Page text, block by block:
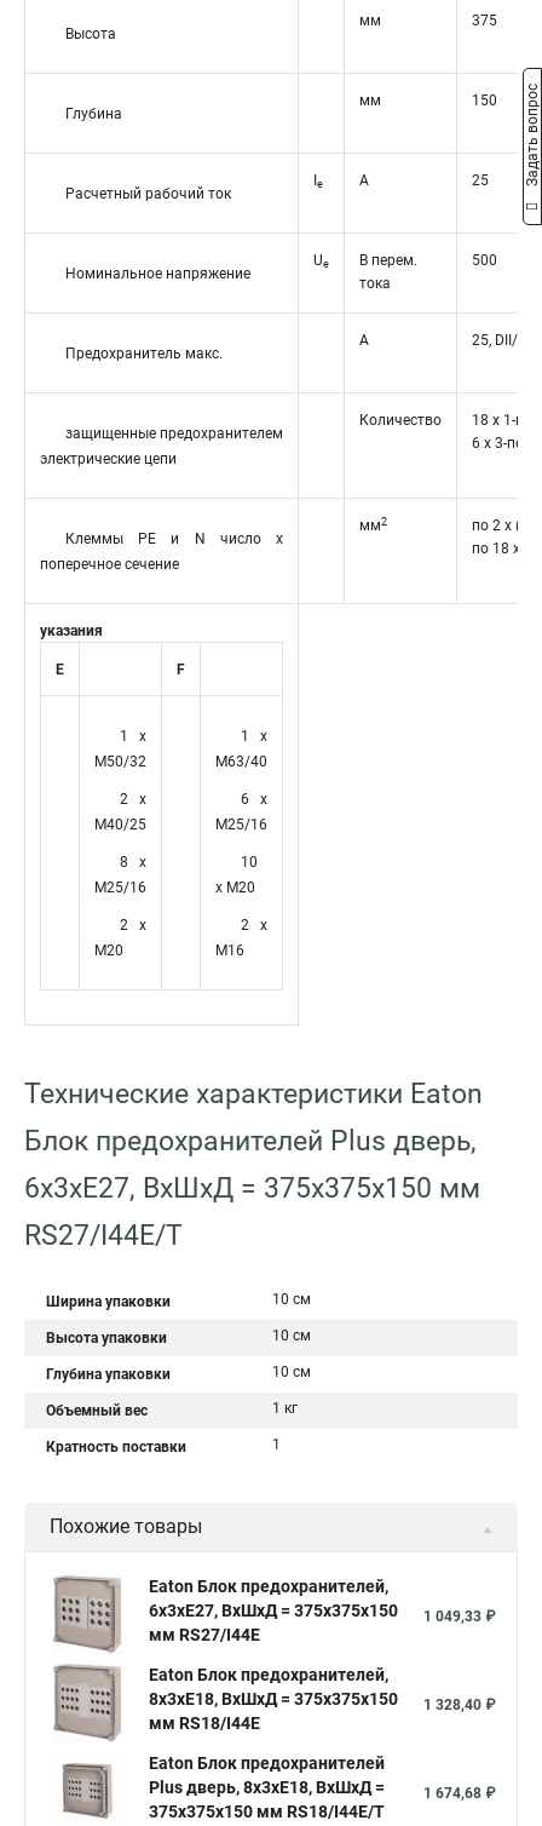
Высота
мм 375
Глубина
мм 150
Расчетный рабочий ток
e A 25
Номинальное напряжение
Ue
В перем.
тока
500
Предохранитель макс.
A 25, DII/E27
защищенные предохранителем
электрические цепи
Количество
18 x 1-
6 x 3-
Клеммы PE и N число x
поперечное сечение
мм2
по 2 x (6 -
по 18 x (1
указания
E F
1 x
M50/32
2 x
M40/25
8 x
M25/16
2 x
M20
1 x
M63/40
6 x
M25/16
10
x M20
2 x
M16
Технические характеристики Eaton
Блок предохранителей Plus дверь,
6x3xE27, ВхШхД = 375x375x150 мм
RS27/I44E/T
Ширина упаковки 10 см
Высота упаковки 10 см
Глубина упаковки 10 см
Объемный вес 1 кг
Кратность поставки 1
Похожие товары
Eaton Блок предохранителей,
6x3xE27, ВхШхД = 375x375x150
мм RS27/I44E
1 049,33 ₽
Eaton Блок предохранителей,
8x3xE18, ВхШхД = 375x375x150
мм RS18/I44E
1 328,40 ₽
Eaton Блок предохранителей
Plus дверь, 8x3xE18, ВхШхД =
375x375x150 мм RS18/I44E/T
1 674,68 ₽
Задать вопрос